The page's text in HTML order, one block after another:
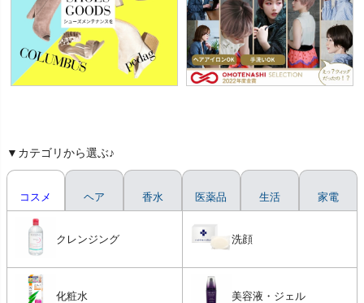
▼カテゴリから選ぶ♪
コスメ
クレンジング 洗顔
化粧水 美容液・ジェル
ヘア 香水 医薬品 生活 家電